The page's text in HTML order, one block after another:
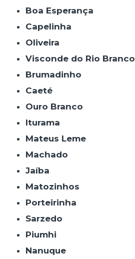
Boa Esperança
Capelinha
Oliveira
Visconde do Rio Branco
Brumadinho
Caeté
Ouro Branco
Iturama
Mateus Leme
Machado
Jaíba
Matozinhos
Porteirinha
Sarzedo
Piumhi
Nanuque